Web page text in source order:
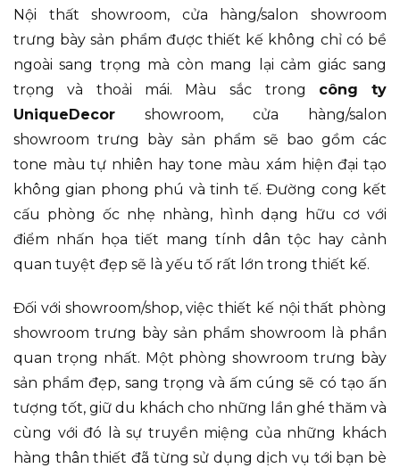
Nội thất showroom, cửa hàng/salon showroom
trưng bày sản phẩm được thiết kế không chỉ có bề
ngoài sang trọng mà còn mang lại cảm giác sang
trọng và thoải mái. Màu sắc trong công ty
UniqueDecor showroom, cửa hàng/salon
showroom trưng bày sản phẩm sẽ bao gồm các
tone màu tự nhiên hay tone màu xám hiện đại tạo
không gian phong phú và tinh tế. Đường cong kết
cấu phòng ốc nhẹ nhàng, hình dạng hữu cơ với
điểm nhấn họa tiết mang tính dân tộc hay cảnh
quan tuyệt đẹp sẽ là yếu tố rất lớn trong thiết kế.
Đối với showroom/shop, việc thiết kế nội thất phòng
showroom trưng bày sản phẩm showroom là phần
quan trọng nhất. Một phòng showroom trưng bày
sản phẩm đẹp, sang trọng và ấm cúng sẽ có tạo ấn
tượng tốt, giữ du khách cho những lần ghé thăm và
cùng với đó là sự truyền miệng của những khách
hàng thân thiết đã từng sử dụng dịch vụ tới bạn bè